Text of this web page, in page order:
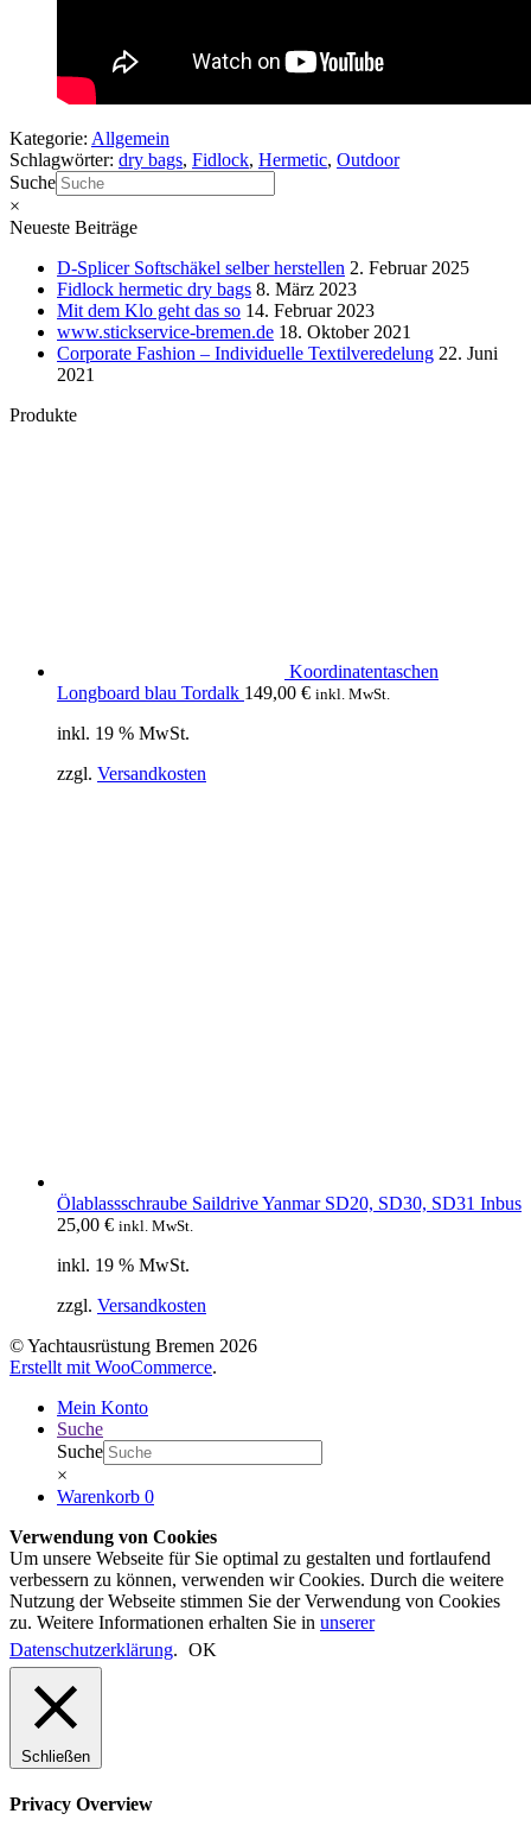
Kategorie: Allgemein
Schlagwörter: dry bags, Fidlock, Hermetic, Outdoor
Suche
×
Neueste Beiträge
D-Splicer Softschäkel selber herstellen 2. Februar 2025
Fidlock hermetic dry bags 8. März 2023
Mit dem Klo geht das so 14. Februar 2023
www.stickservice-bremen.de 18. Oktober 2021
Corporate Fashion – Individuelle Textilveredelung 22. Juni
2021
Produkte
Koordinatentaschen
Longboard blau Tordalk 149,00 € inkl. MwSt.
inkl. 19 % MwSt.
zzgl. Versandkosten
Ölablassschraube Saildrive Yanmar SD20, SD30, SD31 Inbus
25,00 € inkl. MwSt.
inkl. 19 % MwSt.
zzgl. Versandkosten
© Yachtausrüstung Bremen 2026
Erstellt mit WooCommerce.
Mein Konto
Suche
Suche
×
Warenkorb 0
Verwendung von Cookies
Um unsere Webseite für Sie optimal zu gestalten und fortlaufend
verbessern zu können, verwenden wir Cookies. Durch die weitere
Nutzung der Webseite stimmen Sie der Verwendung von Cookies
zu. Weitere Informationen erhalten Sie in unserer
Datenschutzerklärung. OK
Schließen
Privacy Overview